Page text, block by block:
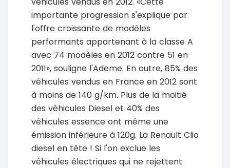
importante progression s'explique par
l'offre croissante de modèles
performants appartenant à la classe A
avec 74 modèles en 2012 contre 51 en
2011», souligne l'Ademe. En outre, 85% des
véhicules vendus en France en 2012 sont
à moins de 140 g/km. Plus de la moitié
des véhicules Diesel et 40% des
véhicules essence ont même une
émission inférieure à 120g. La Renault Clio
diesel en tête ! Si l'on exclue les
véhicules électriques qui ne rejettent